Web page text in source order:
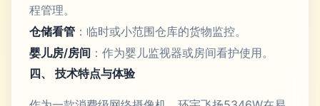
程管理。
仓储看管 ：临时或小范围仓库的货物监控。
婴儿房/房间 ：作为婴儿监视器或房间看护使用。
四、 技术特点与体验